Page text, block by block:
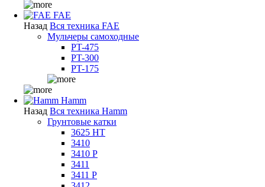
FAE
Назад Вся техника FAE
Мульчеры самоходные
PT-475
PT-300
PT-175
Hamm
Назад Вся техника Hamm
Грунтовые катки
3625 HT
3410
3410 P
3411
3411 P